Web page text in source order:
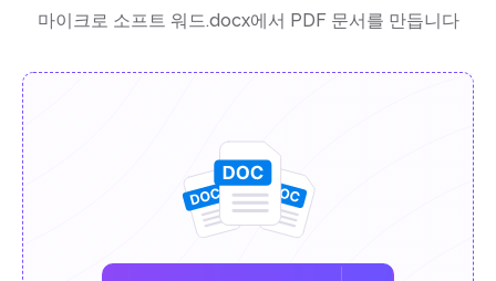
마이크로 소프트 워드.docx에서 PDF 문서를 만듭니다